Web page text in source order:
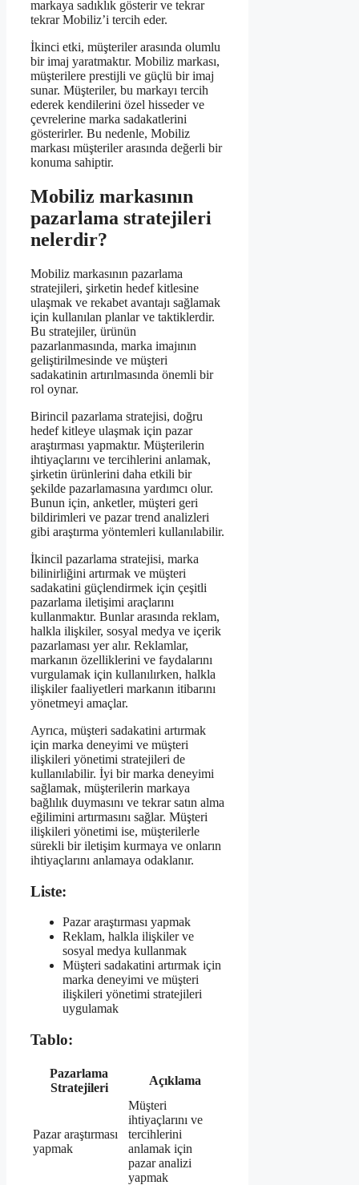
markaya sadıklık gösterir ve tekrar
tekrar Mobiliz’i tercih eder.
İkinci etki, müşteriler arasında olumlu
bir imaj yaratmaktır. Mobiliz markası,
müşterilere prestijli ve güçlü bir imaj
sunar. Müşteriler, bu markayı tercih
ederek kendilerini özel hisseder ve
çevrelerine marka sadakatlerini
gösterirler. Bu nedenle, Mobiliz
markası müşteriler arasında değerli bir
konuma sahiptir.
Mobiliz markasının
pazarlama stratejileri
nelerdir?
Mobiliz markasının pazarlama
stratejileri, şirketin hedef kitlesine
ulaşmak ve rekabet avantajı sağlamak
için kullanılan planlar ve taktiklerdir.
Bu stratejiler, ürünün
pazarlanmasında, marka imajının
geliştirilmesinde ve müşteri
sadakatinin artırılmasında önemli bir
rol oynar.
Birincil pazarlama stratejisi, doğru
hedef kitleye ulaşmak için pazar
araştırması yapmaktır. Müşterilerin
ihtiyaçlarını ve tercihlerini anlamak,
şirketin ürünlerini daha etkili bir
şekilde pazarlamasına yardımcı olur.
Bunun için, anketler, müşteri geri
bildirimleri ve pazar trend analizleri
gibi araştırma yöntemleri kullanılabilir.
İkincil pazarlama stratejisi, marka
bilinirliğini artırmak ve müşteri
sadakatini güçlendirmek için çeşitli
pazarlama iletişimi araçlarını
kullanmaktır. Bunlar arasında reklam,
halkla ilişkiler, sosyal medya ve içerik
pazarlaması yer alır. Reklamlar,
markanın özelliklerini ve faydalarını
vurgulamak için kullanılırken, halkla
ilişkiler faaliyetleri markanın itibarını
yönetmeyi amaçlar.
Ayrıca, müşteri sadakatini artırmak
için marka deneyimi ve müşteri
ilişkileri yönetimi stratejileri de
kullanılabilir. İyi bir marka deneyimi
sağlamak, müşterilerin markaya
bağlılık duymasını ve tekrar satın alma
eğilimini artırmasını sağlar. Müşteri
ilişkileri yönetimi ise, müşterilerle
sürekli bir iletişim kurmaya ve onların
ihtiyaçlarını anlamaya odaklanır.
Liste:
Pazar araştırması yapmak
Reklam, halkla ilişkiler ve
sosyal medya kullanmak
Müşteri sadakatini artırmak için
marka deneyimi ve müşteri
ilişkileri yönetimi stratejileri
uygulamak
Tablo:
Pazarlama
Stratejileri
Açıklama
Pazar araştırması
yapmak
Müşteri
ihtiyaçlarını ve
tercihlerini
anlamak için
pazar analizi
yapmak